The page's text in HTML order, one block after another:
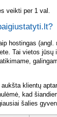
veikti per 1 val.
hostingas (angl.
Tai vietos jūsų
klientų
kad
šalies